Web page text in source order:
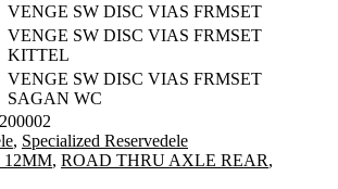
VENGE SW DISC VIAS FRMSET
VENGE SW DISC VIAS FRMSET
KITTEL
VENGE SW DISC VIAS FRMSET
SAGAN WC
, Specialized Reservedele
12MM, ROAD THRU AXLE REAR,